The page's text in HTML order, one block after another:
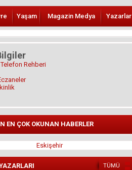
Yaşam Magazin Medya Yazarlar
Rehberi
EN ÇOK OKUNAN HABERLER
Eskişehir
TÜMÜ
Belediyesi İŞTE ŞİMDİ SPORA
DESTEK VERDİ.
Ağustos 2016 Perşembe